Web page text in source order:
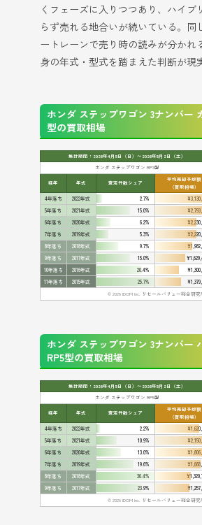
くフェーズに入りつつあり、ハイブ
らず売れる地合いが続いている。同
ートレーンで売り時の読みが分かれ
身の年式・型式を踏まえた判断が現
ホンダ ステップワゴン 3ナンバー
型の買取相場
集計期間：2026年4月5日（日）〜2026年5月2日（土）
ホンダ ステップワゴン RP3型
経年 年式 査定件数シェア
平均売却予想額
（買取相場）
4年落ち 2022年式 2.7%
5年落ち
2021年式 15.0%
6年落ち
2020年式 6.2%
7年落ち
2019年式 5.3%
8年落ち
2018年式 9.7%
9年落ち
2017年式 15.0%
10年落ち
2016年式 20.4%
11年落ち
2015年式 25.7%
© 2026 IDOM Inc. リセールバリュー総合研究
ホンダ ステップワゴン 3ナンバー
RP5型の買取相場
集計期間：2026年4月5日（日）〜2026年5月2日（土）
ホンダ ステップワゴン RP5型
経年 年式 査定件数シェア
平均売却予想額
（買取相場）
4年落ち 2022年式 2.2%
5年落ち
2021年式 10.9%
6年落ち
2020年式 13.0%
7年落ち
2019年式 19.6%
8年落ち
2018年式 30.4%
9年落ち
2017年式 23.9%
© 2026 IDOM Inc. リセールバリュー総合研究